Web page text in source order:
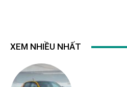
XEM NHIỀU NHẤT